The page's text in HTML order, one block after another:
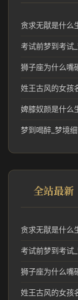
贪求无猒是什么
考试前梦到考试
狮子座为什么嘴
姓王古风的女孩
婢膝奴颜是什么
梦到喝醉_梦境
全站最新
贪求无猒是什么
考试前梦到考试
狮子座为什么嘴
姓王古风的女孩